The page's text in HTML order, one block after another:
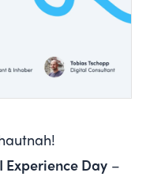
Experience Day –